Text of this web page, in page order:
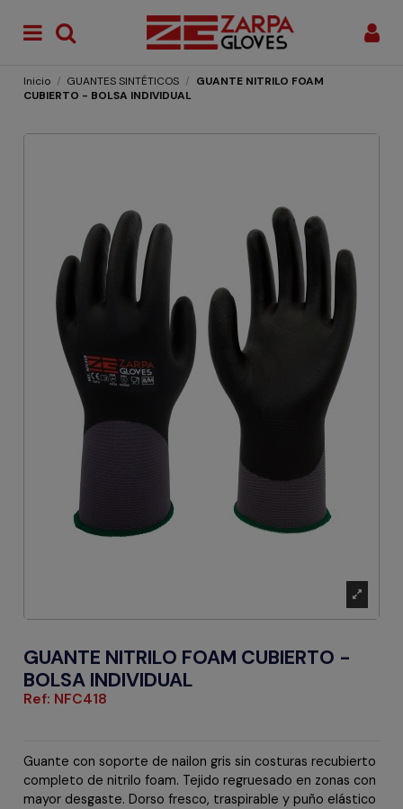
Inicio GUANTES SINTÉTICOS
GUANTE NITRILO FOAM
CUBIERTO - BOLSA INDIVIDUAL
GUANTE NITRILO FOAM CUBIERTO -
BOLSA INDIVIDUAL
Ref: NFC418
Guante con soporte de nailon gris sin costuras recubierto
completo de nitrilo foam. Tejido regruesado en zonas con
mayor desgaste. Dorso fresco, traspirable y puño elástico